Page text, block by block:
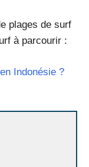
plages de surf
à parcourir :
Indonésie ?